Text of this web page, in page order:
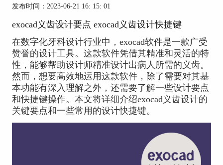
发布时间：2023-06-21 16: 15: 01
exocad义齿设计要点 exocad义齿设计快捷键
在数字化牙科设计行业中，exocad软件是一款广受
赞誉的设计工具。这款软件凭借其精准和灵活的特
性，能够帮助设计师精准设计出病人所需的义齿。
然而，想要高效地运用这款软件，除了需要对其基
本功能有深入理解之外，还需要了解一些设计要点
和快捷键操作。本文将详细介绍exocad义齿设计的
关键要点和一些常用的设计快捷键。